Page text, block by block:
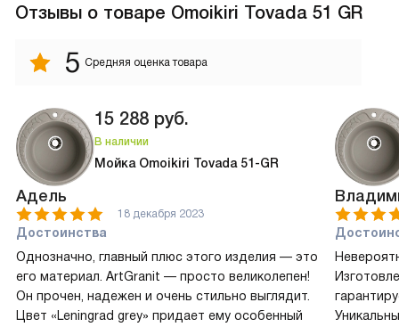
Отзывы о товаре Omoikiri Tovada 51 GR
5 Средняя оценка товара
15 288 руб.
В наличии
Мойка Omoikiri Tovada 51-GR
Адель
18 декабря 2023
Достоинства
Однозначно, главный плюс этого изделия — это
его материал. ArtGranit — просто великолепен!
Он прочен, надежен и очень стильно выглядит.
Цвет «Leningrad grey» придает ему особенный